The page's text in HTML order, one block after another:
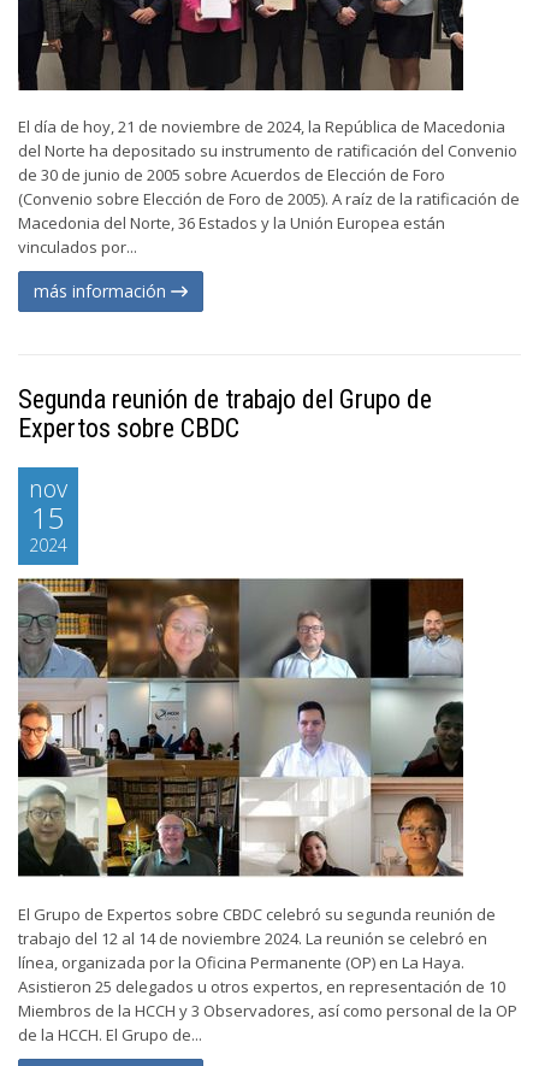
El día de hoy, 21 de noviembre de 2024, la República de Macedonia
del Norte ha depositado su instrumento de ratificación del Convenio
de 30 de junio de 2005 sobre Acuerdos de Elección de Foro
(Convenio sobre Elección de Foro de 2005). A raíz de la ratificación de
Macedonia del Norte, 36 Estados y la Unión Europea están
vinculados por...
más información
Segunda reunión de trabajo del Grupo de
Expertos sobre CBDC
nov
15
2024
El Grupo de Expertos sobre CBDC celebró su segunda reunión de
trabajo del 12 al 14 de noviembre 2024. La reunión se celebró en
línea, organizada por la Oficina Permanente (OP) en La Haya.
Asistieron 25 delegados u otros expertos, en representación de 10
Miembros de la HCCH y 3 Observadores, así como personal de la OP
de la HCCH. El Grupo de...